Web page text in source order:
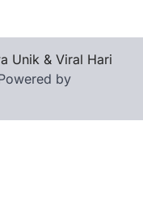
Unik & Viral Hari
by